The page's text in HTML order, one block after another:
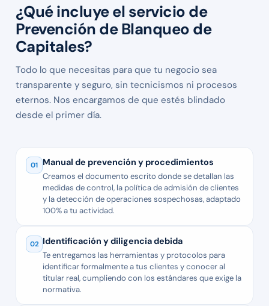
¿Qué incluye el servicio de
Prevención de Blanqueo de
Capitales?
Todo lo que necesitas para que tu negocio sea
transparente y seguro, sin tecnicismos ni procesos
eternos. Nos encargamos de que estés blindado
desde el primer día.
01 Manual de prevención y procedimientos
Creamos el documento escrito donde se detallan las
medidas de control, la política de admisión de clientes
y la detección de operaciones sospechosas, adaptado
100% a tu actividad.
02 Identificación y diligencia debida
Te entregamos las herramientas y protocolos para
identificar formalmente a tus clientes y conocer al
titular real, cumpliendo con los estándares que exige la
normativa.